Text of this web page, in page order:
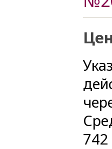
742